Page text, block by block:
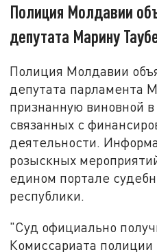
Полиция Молдавии
депутата Марину
Полиция Молдавии
депутата парламента
признанную виновной
связанных с
деятельности.
розыскных
едином портале
республики.
"Суд официально
Комиссариата полиции